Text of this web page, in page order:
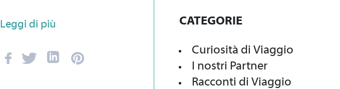
Leggi di più CATEGORIE
Curiosità di Viaggio
I nostri Partner
Racconti di Viaggio